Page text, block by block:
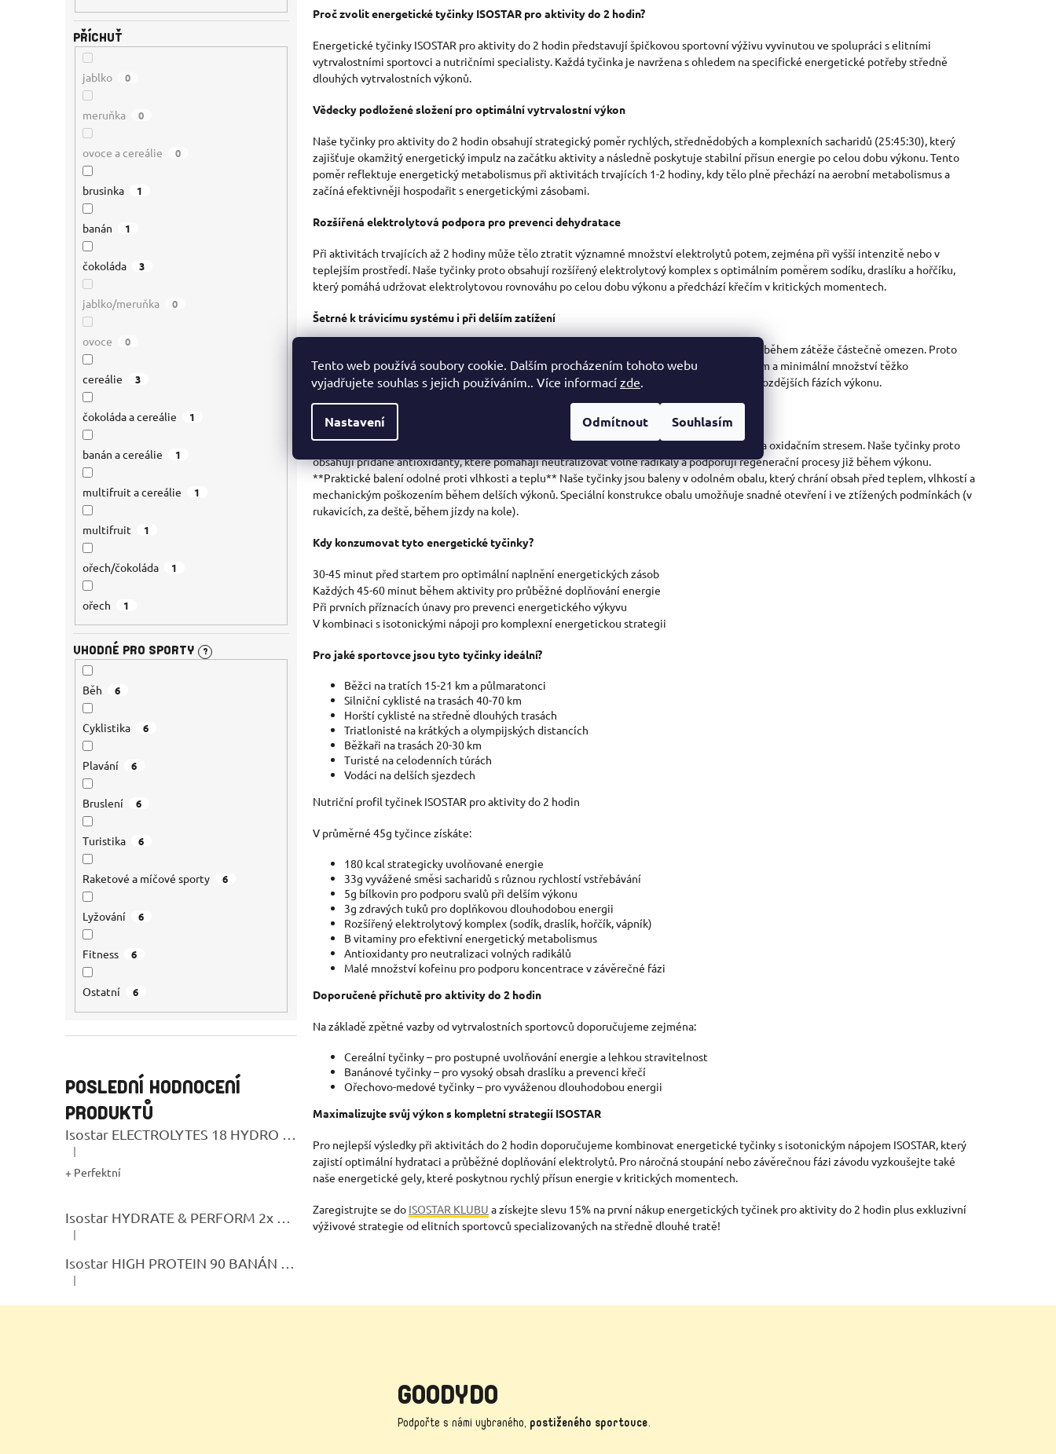
Tento web používá soubory cookie. Dalším procházením tohoto webu
vyjadřujete souhlas s jejich používáním.. Více informací zde.
Nastavení Odmítnout Souhlasím
PŘÍCHUŤ
jablko 0
meruňka 0
ovoce a cereálie 0
brusinka 1
banán 1
čokoláda 3
jablko/meruňka 0
ovoce 0
cereálie 3
čokoláda a cereálie 1
banán a cereálie 1
multifruit a cereálie 1
multifruit 1
ořech/čokoláda 1
ořech 1
VHODNÉ PRO SPORTY ?
Běh 6
Cyklistika 6
Plavání 6
Bruslení 6
Turistika 6
Raketové a míčové sporty 6
Lyžování 6
Fitness 6
Ostatní 6
POSLEDNÍ HODNOCENÍ
PRODUKTŮ
Hodnocení produktu je 5 z 5 hvězdiček.
|
+ Perfektní
Hodnocení produktu je 5 z 5 hvězdiček.
|
Hodnocení produktu je 5 z 5 hvězdiček.
|
V
L
Á
C
Í
V
K
V
Ý
I
S
U
Proč zvolit energetické tyčinky ISOSTAR pro aktivity do 2 hodin?
Energetické tyčinky ISOSTAR pro aktivity do 2 hodin představují špičkovou sportovní výživu vyvinutou ve spolupráci s elitními
vytrvalostními sportovci a nutričními specialisty. Každá tyčinka je navržena s ohledem na specifické energetické potřeby středně
dlouhých vytrvalostních výkonů.
Vědecky podložené složení pro optimální vytrvalostní výkon
Naše tyčinky pro aktivity do 2 hodin obsahují strategický poměr rychlých, střednědobých a komplexních sacharidů (25:45:30), který
zajišťuje okamžitý energetický impulz na začátku aktivity a následně poskytuje stabilní přísun energie po celou dobu výkonu. Tento
poměr reflektuje energetický metabolismus při aktivitách trvajících 1-2 hodiny, kdy tělo plně přechází na aerobní metabolismus a
začíná efektivněji hospodařit s energetickými zásobami.
Rozšířená elektrolytová podpora pro prevenci dehydratace
Při aktivitách trvajících až 2 hodiny může tělo ztratit významné množství elektrolytů potem, zejména při vyšší intenzitě nebo v
teplejším prostředí. Naše tyčinky proto obsahují rozšířený elektrolytový komplex s optimálním poměrem sodíku, draslíku a hořčíku,
který pomáhá udržovat elektrolytovou rovnováhu po celou dobu výkonu a předchází křečím v kritických momentech.
Šetrné k trávicímu systému i při delším zatížení
Středně dlouhé vytrvalostní aktivity začínají představovat výzvu pro trávicí systém, který je během zátěže částečně omezen. Proto
naše tyčinky obsahují speciální směs lehce stravitelných sacharidů s postupným uvolňováním a minimální množství těžko
stravitelných složek, což zajišťuje efektivní vstřebávání energie bez žaludečních obtíží i v pozdějších fázích výkonu.
Přidané antioxidanty pro podporu během zvýšené oxidační zátěže
Vytrvalostní výkony trvající až 2 hodiny jsou spojeny se zvýšenou produkcí volných radikálů a oxidačním stresem. Naše tyčinky proto
obsahují přidané antioxidanty, které pomáhají neutralizovat volné radikály a podporují regenerační procesy již během výkonu.
**Praktické balení odolné proti vlhkosti a teplu** Naše tyčinky jsou baleny v odolném obalu, který chrání obsah před teplem, vlhkostí a
mechanickým poškozením během delších výkonů. Speciální konstrukce obalu umožňuje snadné otevření i ve ztížených podmínkách (v
rukavicích, za deště, během jízdy na kole).
Kdy konzumovat tyto energetické tyčinky?
30-45 minut před startem pro optimální naplnění energetických zásob
Každých 45-60 minut během aktivity pro průběžné doplňování energie
Při prvních příznacích únavy pro prevenci energetického výkyvu
V kombinaci s isotonickými nápoji pro komplexní energetickou strategii
Pro jaké sportovce jsou tyto tyčinky ideální?
Běžci na tratích 15-21 km a půlmaratonci
Silniční cyklisté na trasách 40-70 km
Horští cyklisté na středně dlouhých trasách
Triatlonisté na krátkých a olympijských distancích
Běžkaři na trasách 20-30 km
Turisté na celodenních túrách
Vodáci na delších sjezdech
Nutriční profil tyčinek ISOSTAR pro aktivity do 2 hodin
V průměrné 45g tyčince získáte:
180 kcal strategicky uvolňované energie
33g vyvážené směsi sacharidů s různou rychlostí vstřebávání
5g bílkovin pro podporu svalů při delším výkonu
3g zdravých tuků pro doplňkovou dlouhodobou energii
Rozšířený elektrolytový komplex (sodík, draslík, hořčík, vápník)
B vitaminy pro efektivní energetický metabolismus
Antioxidanty pro neutralizaci volných radikálů
Malé množství kofeinu pro podporu koncentrace v závěrečné fázi
Doporučené příchutě pro aktivity do 2 hodin
Na základě zpětné vazby od vytrvalostních sportovců doporučujeme zejména:
Cereální tyčinky – pro postupné uvolňování energie a lehkou stravitelnost
Banánové tyčinky – pro vysoký obsah draslíku a prevenci křečí
Ořechovo-medové tyčinky – pro vyváženou dlouhodobou energii
Maximalizujte svůj výkon s kompletní strategií ISOSTAR
Pro nejlepší výsledky při aktivitách do 2 hodin doporučujeme kombinovat energetické tyčinky s isotonickým nápojem ISOSTAR, který
zajistí optimální hydrataci a průběžné doplňování elektrolytů. Pro náročná stoupání nebo závěrečnou fázi závodu vyzkoušejte také
naše energetické gely, které poskytnou rychlý přísun energie v kritických momentech.
Zaregistrujte se do ISOSTAR KLUBU a získejte slevu 15% na první nákup energetických tyčinek pro aktivity do 2 hodin plus exkluzivní
výživové strategie od elitních sportovců specializovaných na středně dlouhé tratě!
GOODYDO
Podpořte s námi vybraného, postiženého sportovce.